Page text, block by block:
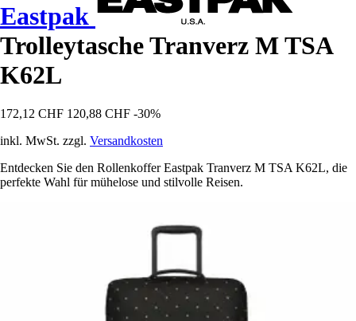
Eastpak
Trolleytasche Tranverz M TSA
K62L
172,12 CHF 120,88 CHF -30%
inkl. MwSt. zzgl. Versandkosten
Entdecken Sie den Rollenkoffer Eastpak Tranverz M TSA K62L, die
perfekte Wahl für mühelose und stilvolle Reisen.